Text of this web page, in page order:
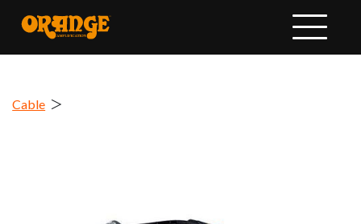
Cable ＞